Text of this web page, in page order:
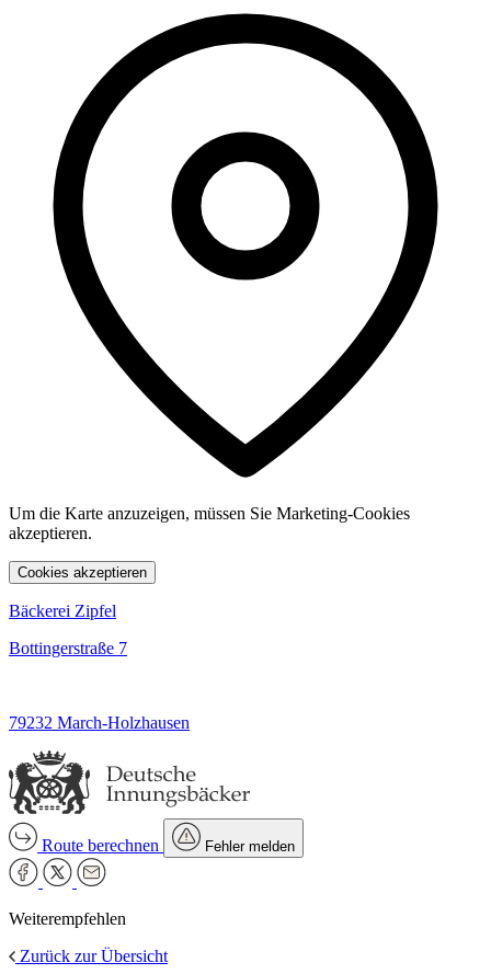
Um die Karte anzuzeigen, müssen Sie Marketing-Cookies
akzeptieren.
Cookies akzeptieren
Bäckerei Zipfel
Bottingerstraße 7
79232 March-Holzhausen
Route berechnen Fehler melden
Weiterempfehlen
Zurück zur Übersicht